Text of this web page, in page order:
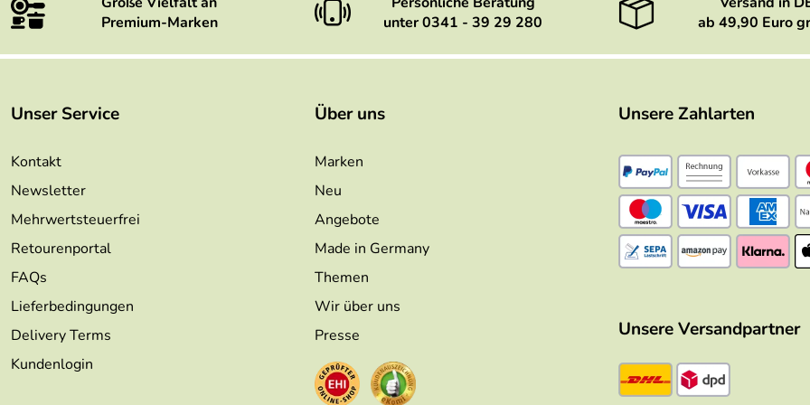
Premium-Marken
unter 0341 - 39 29 280
ab 49,90 Euro
Unser Service
Kontakt
Newsletter
Mehrwertsteuerfrei
Retourenportal
FAQs
Lieferbedingungen
Delivery Terms
Kundenlogin
Über uns
Marken
Neu
Angebote
Made in Germany
Themen
Wir über uns
Presse
Unsere Zahlarten
Unsere Versandpartner